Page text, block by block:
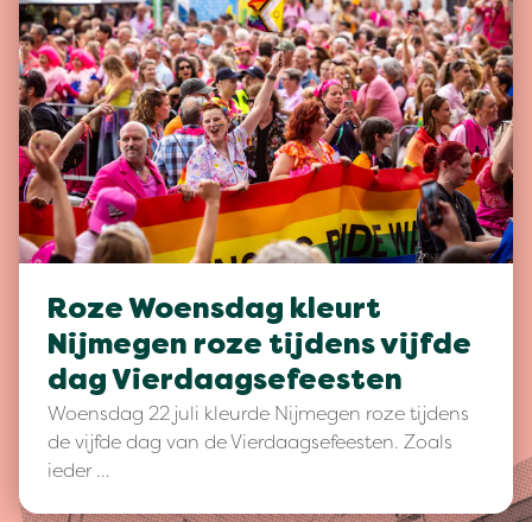
Roze Woensdag kleurt
Nijmegen roze tijdens vijfde
dag Vierdaagsefeesten
Woensdag 22 juli kleurde Nijmegen roze tijdens
de vijfde dag van de Vierdaagsefeesten. Zoals
ieder …